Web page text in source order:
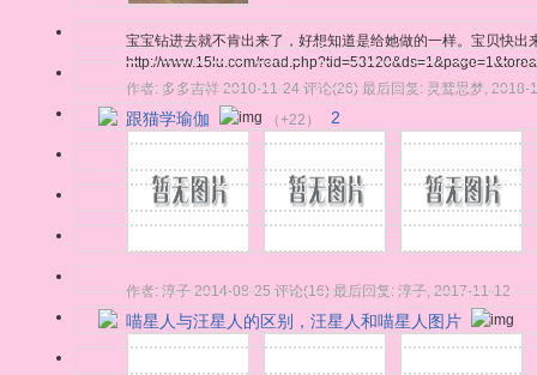
宝宝钻进去就不肯出来了，好想知道是给她做的一样。宝贝快
http://www.15lu.com/
作者:多多吉祥 2010-11-24 评论(26) 最后回复:灵鹫思梦,2018-
跟猫学瑜伽 （+22） 2
作者:淳子 2014-08-25 评论(16) 最后回复:淳子,2017-11-12
喵星人与汪星人的区别，汪星人和喵星人图片